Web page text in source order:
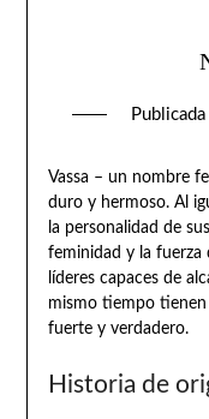
Publicada
Vassa – un nombre
duro y hermoso. Al
la personalidad de
feminidad y la fuerza
líderes capaces de
mismo tiempo tienen
fuerte y verdadero.
Historia de